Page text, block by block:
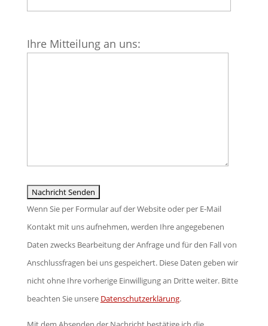
lasse
Ihre Mitteilung an uns:
Wenn Sie per Formular auf der Website oder per E-Mail
Kontakt mit uns aufnehmen, werden Ihre angegebenen
Daten zwecks Bearbeitung der Anfrage und für den Fall von
Anschlussfragen bei uns gespeichert. Diese Daten geben wir
nicht ohne Ihre vorherige Einwilligung an Dritte weiter. Bitte
beachten Sie unsere Datenschutzerklärung.